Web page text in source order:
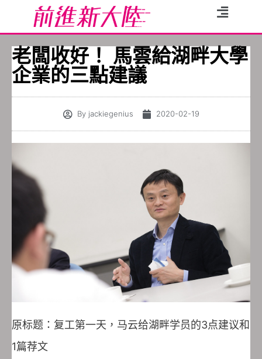
老闆收好！ 馬雲給湖畔大學
企業的三點建議
Byjackiegenius 2020-02-19
原标题：复工第一天，马云给湖畔学员的3点建议和
1篇荐文